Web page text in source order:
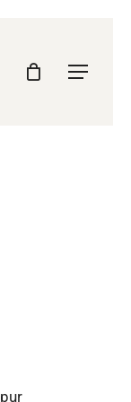
Menu